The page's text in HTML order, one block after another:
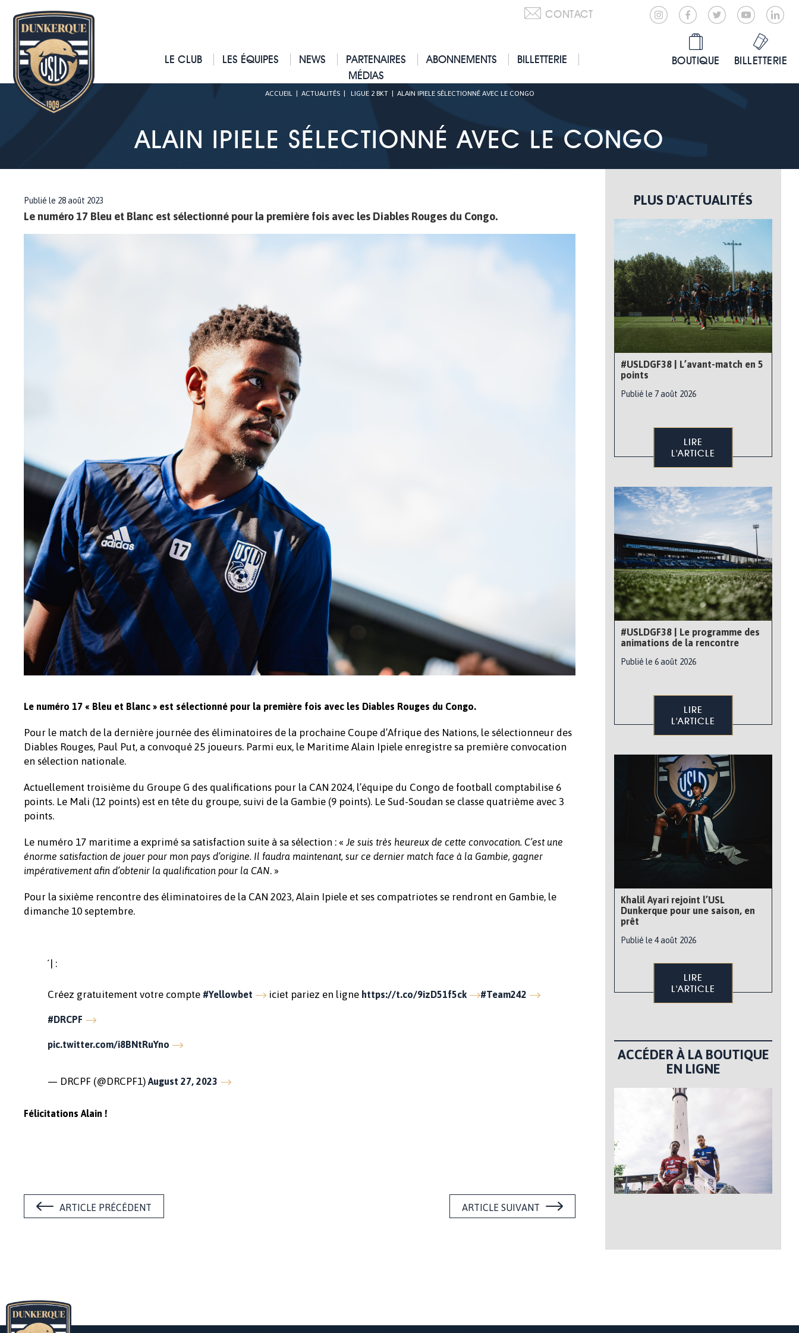
CONTACT
LE CLUB LES ÉQUIPES NEWS PARTENAIRES ABONNEMENTS
BILLETTERIE
MÉDIAS
BOUTIQUE BILLETTERIE
ACCUEIL| ACTUALITÉS| LIGUE 2 BKT| ALAIN IPIELE SÉLECTIONNÉ AVEC LE CONGO
ALAIN IPIELE SÉLECTIONNÉ AVEC LE CONGO
Publié le 28 août 2023
Le numéro 17 Bleu et Blanc est sélectionné pour la première fois avec les Diables Rouges du Congo.
Le numéro 17 « Bleu et Blanc » est sélectionné pour la première fois avec les Diables Rouges du Congo.
Pour le match de la dernière journée des éliminatoires de la prochaine Coupe d’Afrique des Nations, le sélectionneur des
Diables Rouges, Paul Put, a convoqué 25 joueurs. Parmi eux, le Maritime Alain Ipiele enregistre sa première convocation
en sélection nationale.
Actuellement troisième du Groupe G des qualifications pour la CAN 2024, l’équipe du Congo de football comptabilise 6
points. Le Mali (12 points) est en tête du groupe, suivi de la Gambie (9 points). Le Sud-Soudan se classe quatrième avec 3
points.
Le numéro 17 maritime a exprimé sa satisfaction suite à sa sélection : « Je suis très heureux de cette convocation. C’est une
énorme satisfaction de jouer pour mon pays d’origine. Il faudra maintenant, sur ce dernier match face à la Gambie, gagner
impérativement afin d’obtenir la qualification pour la CAN. »
Pour la sixième rencontre des éliminatoires de la CAN 2023, Alain Ipiele et ses compatriotes se rendront en Gambie, le
dimanche 10 septembre.
́ | :
Créez gratuitement votre compte #Yellowbet iciet pariez en ligne https://t.co/9izD51f5ck #Team242
#DRCPF
pic.twitter.com/i8BNtRuYno
— DRCPF (@DRCPF1) August 27, 2023
Félicitations Alain !
ARTICLE PRÉCÉDENT ARTICLE SUIVANT
PLUS D'ACTUALITÉS
#USLDGF38 | L’avant-match en 5
points
Publié le 7 août 2026
LIRE
L'ARTICLE
#USLDGF38 | Le programme des
animations de la rencontre
Publié le 6 août 2026
LIRE
L'ARTICLE
Khalil Ayari rejoint l’USL
Dunkerque pour une saison, en
prêt
Publié le 4 août 2026
LIRE
L'ARTICLE
ACCÉDER À LA BOUTIQUE
EN LIGNE